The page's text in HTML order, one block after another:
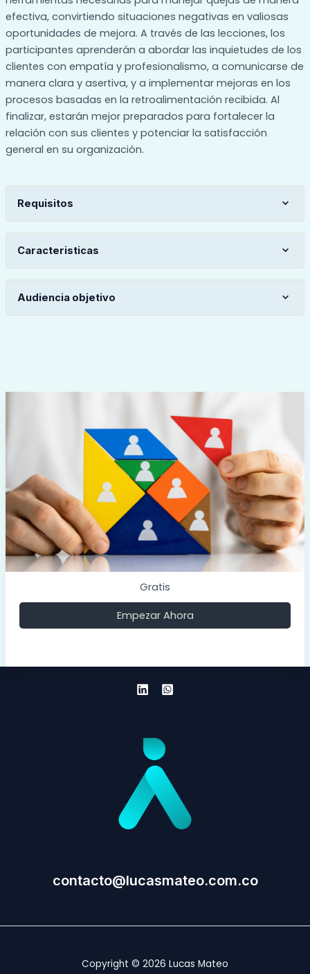
efectiva, convirtiendo situaciones negativas en valiosas
oportunidades de mejora. A través de las lecciones, los
participantes aprenderán a abordar las inquietudes de los
clientes con empatía y profesionalismo, a comunicarse de
manera clara y asertiva, y a implementar mejoras en los
procesos basadas en la retroalimentación recibida. Al
finalizar, estarán mejor preparados para fortalecer la
relación con sus clientes y potenciar la satisfacción
general en su organización.
Requisitos
Acceso a una computadora o dispositivo móvil
con conexión a internet para el desarrollo del curso
Caracteristicas
Modalidad virtual.
Audiencia objetivo
Empresarios y emprendedores que buscan
destacar en su sector mediante la optimización de
las prácticas dentro de sus organizaciones, así como
el fortalecimiento de las habilidades y el rendimiento
de sus equipos de trabajo.
Gratis
Empezar Ahora
contacto@lucasmateo.com.co
Copyright © 2026 Lucas Mateo